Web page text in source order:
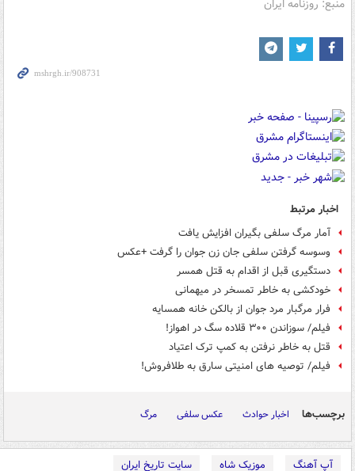
منبع: روزنامه ایران
اخبار مرتبط
آمار مرگ سلفی بگیران افزایش یافت
وسوسه گرفتن سلفی جان زن جوان را گرفت +عکس
دستگیری قبل از اقدام به قتل همسر
خودکشی به‌ خاطر تمسخر در میهمانی
فرار مرگبار مرد جوان از بالکن خانه همسایه
فیلم/ سوزاندن ۳۰۰ قلاده سگ در اهواز!
قتل به خاطر نرفتن به کمپ ترک اعتیاد
فیلم/ توصیه های امنیتی سارق به طلافروش!
برچسب‌ها اخبار حوادث عکس سلفی مرگ
آپ آهنگ موزیک شاه
سایت تاریخ ایران